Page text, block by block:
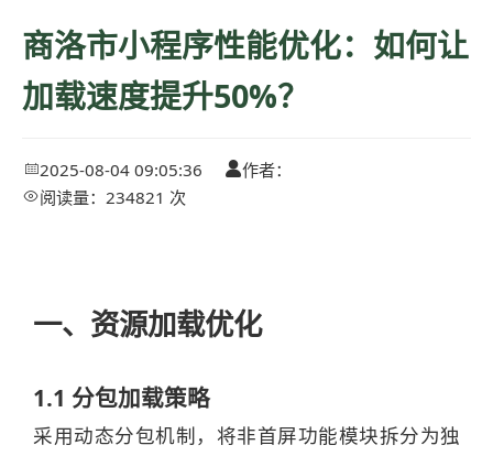
商洛市小程序性能优化：如何让
加载速度提升50%？
2025-08-04 09:05:36 作者：
阅读量：234821 次
一、资源加载优化
1.1 分包加载策略
采用动态分包机制，将非首屏功能模块拆分为独